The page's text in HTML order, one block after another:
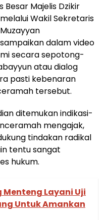
Besar Majelis Dzikir
Wakil Sekretaris
dalam video
secara sepotong-
atau dialog
pasti kebenaran
tersebut.
ditemukan indikasi-
mengajak,
tindakan radikal
tentu sangat
hukum.
Menteng Layani Uji
Untuk Amankan